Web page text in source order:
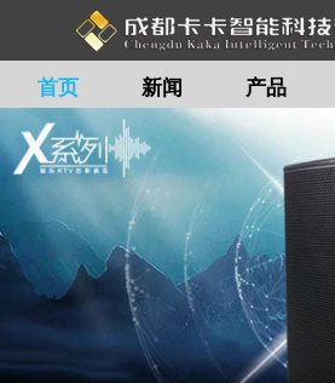
首页 新闻 产品
留言